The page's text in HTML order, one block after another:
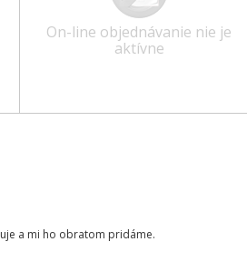
On-line objednávanie nie je
aktívne
a mi ho obratom pridáme.